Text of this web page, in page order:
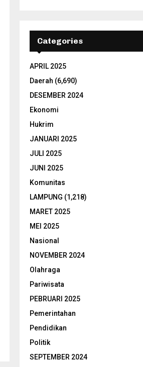
Categories
APRIL 2025
Daerah (6,690)
DESEMBER 2024
Ekonomi
Hukrim
JANUARI 2025
JULI 2025
JUNI 2025
Komunitas
LAMPUNG (1,218)
MARET 2025
MEI 2025
Nasional
NOVEMBER 2024
Olahraga
Pariwisata
PEBRUARI 2025
Pemerintahan
Pendidikan
Politik
SEPTEMBER 2024